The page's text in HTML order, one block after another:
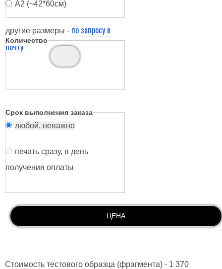
А2 (~42*60см)
другие размеры - по запросу в
почту
Количество
Срок выполнения заказа
любой, неважно
печать сразу, в день
получения оплаты
Стоимость тестового образца (фрагмента) - 1 370